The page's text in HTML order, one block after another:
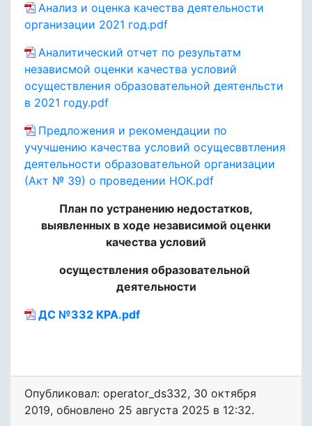
Анализ и оценка качества деятельности
организации 2021 год.pdf
Аналитический отчет по результатм
независмой оценки качества условий
осуществления образовательной деятенльсти
в 2021 году.pdf
Предложения и рекомендации по
учучшению качества условий осущесввтления
деятельности образовательной организации
(Акт № 39) о проведении НОК.pdf
План по устранению недостатков,
выявленных в ходе независимой оценки
качества условий
осуществления образовательной
деятельности
ДС №332 КРА.pdf
Опубликовал: operator_ds332, 30 октября
2019, обновлено 25 августа 2025 в 12:32.